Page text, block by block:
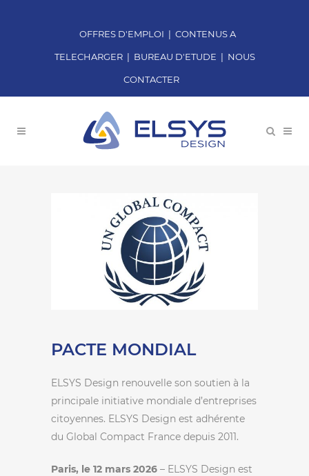
OFFRES D'EMPLOI | CONTENUS A
TELECHARGER| BUREAU D'ETUDE | NOUS
CONTACTER
PACTE MONDIAL
ELSYS Design renouvelle son soutien à la
principale initiative mondiale d’entreprises
citoyennes. ELSYS Design est adhérente
du Global Compact France depuis 2011.
Paris, le 12 mars 2026 – ELSYS Design est